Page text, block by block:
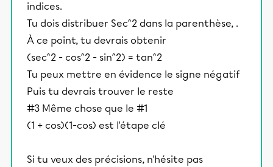
indices.
Tu dois distribuer Sec^2 dans la parenthèse, .
À ce point, tu devrais obtenir
(sec^2 - cos^2 - sin^2) = tan^2
Tu peux mettre en évidence le signe négatif
Puis tu devrais trouver le reste
#3 Même chose que le #1
(1 + cos)(1-cos) est l'étape clé
Si tu veux des précisions, n'hésite pas